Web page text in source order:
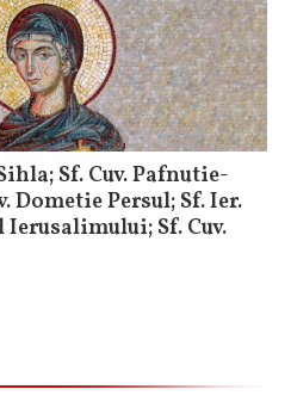
Sf. Cuv. Pafnutie-
Dometie Persul; Sf. Ier.
Sf. Cuv.